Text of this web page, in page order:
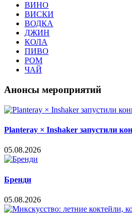
ВИНО
ВИСКИ
ВОДКА
ДЖИН
КОЛА
ПИВО
РОМ
ЧАЙ
Анонсы мероприятий
Planteray × Inshaker запустили
05.08.2026
Бренди
05.08.2026